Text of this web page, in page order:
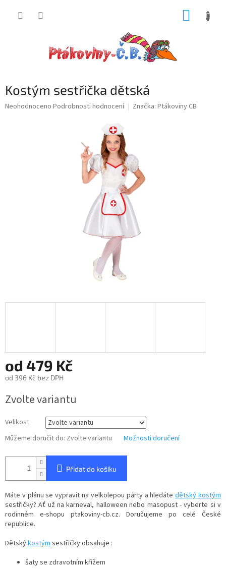
Kostým sestřička dětská
Průměrné
Neohodnoceno Podrobnosti hodnocení Značka: Ptákoviny CB
od 479 Kč
od 396 Kč bez DPH
cena:
Zvolte variantu
Velikost
Můžeme doručit do: Zvolte variantu Možnosti doručení
Přidat do košíku
Máte v plánu se vypravit na velkolepou párty a hledátedětský kostým
sestřičky? Ať už na karneval, halloween nebo masopust - vyberte si v
rodinném e-shopu ptakoviny-cb.cz. Doručujeme po celé České
republice.
Dětskýkostýmsestřičky obsahuje :
šaty se zdravotním křížem